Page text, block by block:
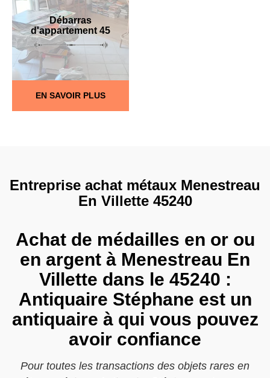
Débarras
d'appartement 45
EN SAVOIR PLUS
Entreprise achat métaux Menestreau
En Villette 45240
Achat de médailles en or ou
en argent à Menestreau En
Villette dans le 45240 :
Antiquaire Stéphane est un
antiquaire à qui vous pouvez
avoir confiance
Pour toutes les transactions des objets rares en